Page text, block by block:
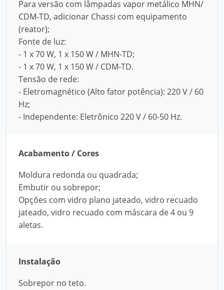
Para versão com lâmpadas vapor metálico MHN/
CDM-TD, adicionar Chassi com equipamento
(reator);
Fonte de luz:
- 1 x 70 W, 1 x 150 W / MHN-TD;
- 1 x 70 W, 1 x 150 W / CDM-TD.
Tensão de rede:
- Eletromagnético (Alto fator potência): 220 V / 60
Hz;
- Independente: Eletrônico 220 V / 60-50 Hz.
Acabamento / Cores
Moldura redonda ou quadrada;
Embutir ou sobrepor;
Opções com vidro plano jateado, vidro recuado
jateado, vidro recuado com máscara de 4 ou 9
aletas.
Instalação
Sobrepor no teto.